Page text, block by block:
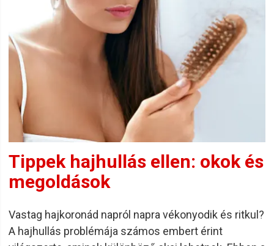
Tippek hajhullás ellen: okok és
megoldások
Vastag hajkoronád napról napra vékonyodik és ritkul?
A hajhullás problémája számos embert érint